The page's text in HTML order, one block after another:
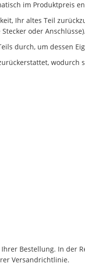
im Produktpreis
Ihr altes Teil
oder Anschlüsse).
durch, um dessen
wodurch
Bestellung. In der
Versandrichtlinie.